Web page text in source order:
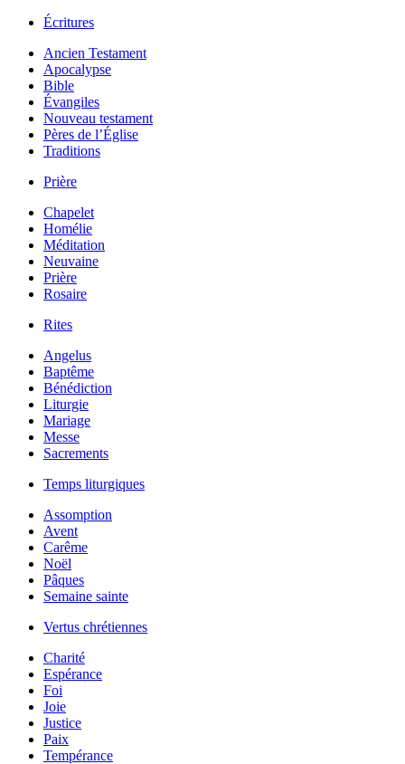
Écritures
Ancien Testament
Apocalypse
Bible
Évangiles
Nouveau testament
Pères de l’Église
Traditions
Prière
Chapelet
Homélie
Méditation
Neuvaine
Prière
Rosaire
Rites
Angelus
Baptême
Bénédiction
Liturgie
Mariage
Messe
Sacrements
Temps liturgiques
Assomption
Avent
Carême
Noël
Pâques
Semaine sainte
Vertus chrétiennes
Charité
Espérance
Foi
Joie
Justice
Paix
Tempérance